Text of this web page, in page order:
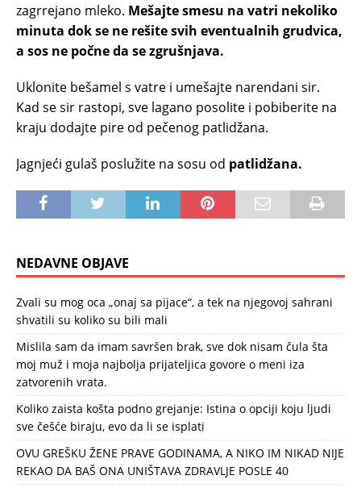
zagrrejano mleko. Mešajte smesu na vatri nekoliko
minuta dok se ne rešite svih eventualnih grudvica,
a sos ne počne da se zgrušnjava.
Uklonite bešamel s vatre i umešajte narendani sir.
Kad se sir rastopi, sve lagano posolite i pobiberite na
kraju dodajte pire od pečenog patlidžana.
Jagnjeći gulaš poslužite na sosu od patlidžana.
NEDAVNE OBJAVE
Zvali su mog oca „onaj sa pijace“, a tek na njegovoj sahrani
shvatili su koliko su bili mali
Mislila sam da imam savršen brak, sve dok nisam čula šta
moj muž i moja najbolja prijateljica govore o meni iza
zatvorenih vrata.
Koliko zaista košta podno grejanje: Istina o opciji koju ljudi
sve češće biraju, evo da li se isplati
OVU GREŠKU ŽENE PRAVE GODINAMA, A NIKO IM NIKAD NIJE
REKAO DA BAŠ ONA UNIŠTAVA ZDRAVLJE POSLE 40